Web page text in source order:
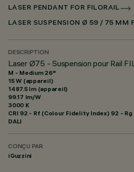
LASER PENDANT FOR FILORAIL
DESCRIPTION
Laser Ø75 - Suspension pour Rail
M - Medium 26°
15 W (appareil)
1487.5 lm (appareil)
99.17 lm/W
3000 K
CRI 92 - Rf (Colour Fidelity Index) 92 - Rg
DALI
CONÇU PAR
iGuzzini